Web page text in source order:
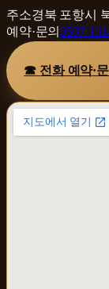
주소경북 포항시
예약·문의0507-
☎ 전화 예약·문